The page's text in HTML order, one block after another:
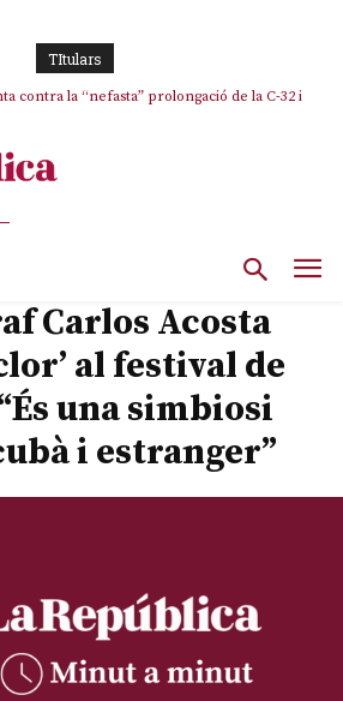
TItulars
contra la “nefasta” prolongació de la C-32 i
Sunyol uneix l’esport i la cultura en un emotiu
Carlos Acosta
al festival de
una simbiosi
i estranger”